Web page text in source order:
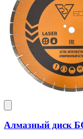
Алмазный диск